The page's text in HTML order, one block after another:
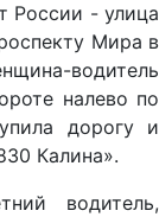
России - улица
Мира в
водитель
налево по
дорогу и
Калина».
водитель,